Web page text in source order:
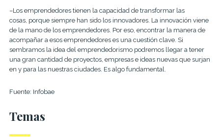
–Los emprendedores tienen la capacidad de transformar las
cosas, porque siempre han sido los innovadores. La innovación viene
de la mano de los emprendedores. Por eso, encontrar la manera de
acompañar a esos emprendedores es una cuestión clave. Si
sembramos la idea del emprendedorismo podremos llegar a tener
una gran cantidad de proyectos, empresas e ideas nuevas que surjan
en y para las nuestras ciudades. Es algo fundamental.
Fuente: Infobae
Temas